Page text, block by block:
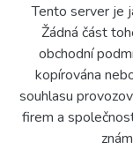
Tento server je
Žádná část
obchodní
kopírována
souhlasu
firem a